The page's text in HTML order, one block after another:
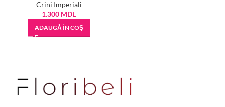
Crini Imperiali
1.300 MDL
ADAUGĂ ÎN COȘ